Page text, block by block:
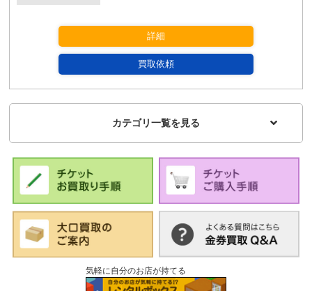
詳細
買取依頼
カテゴリ一覧を見る
気軽に自分のお店が持てる